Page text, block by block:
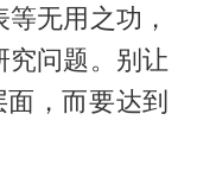
无用之功，
究问题。别让
，而要达到